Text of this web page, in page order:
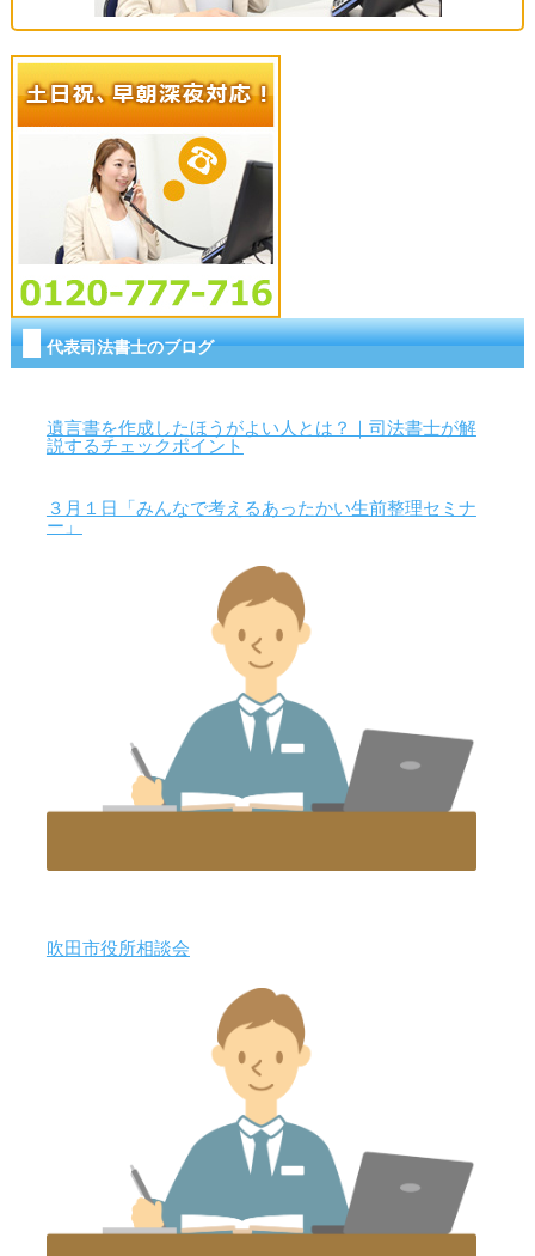
代表司法書士のブログ
遺言書を作成したほうがよい人とは？｜司法書士が解
説するチェックポイント
３月１日「みんなで考えるあったかい生前整理セミナ
ー」
吹田市役所相談会